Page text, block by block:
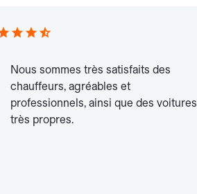
Nous sommes très satisfaits des
chauffeurs, agréables et
professionnels, ainsi que des voitures
très propres.